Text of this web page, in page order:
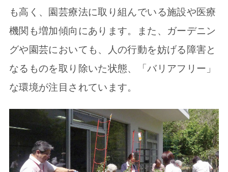
も高く、園芸療法に取り組んでいる施設や医療
機関も増加傾向にあります。また、ガーデニン
グや園芸においても、人の行動を妨げる障害と
なるものを取り除いた状態、「バリアフリー」
な環境が注目されています。